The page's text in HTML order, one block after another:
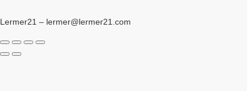
Lermer21 – lermer@lermer21.com